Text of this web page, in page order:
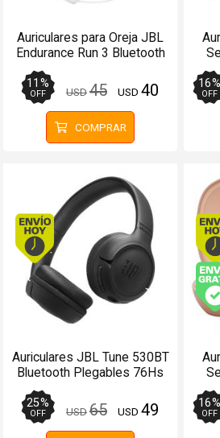
Auriculares para Oreja JBL
Endurance Run 3 Bluetooth
Blanco - Manos libres
11 %
OFF USD45 USD 40
COMPRAR
16%
OFF
Envío hoy. Comprando antes
Auriculares JBL Tune 530BT
Bluetooth Plegables 76Hs
Negro - Manos libres
25%
OFF USD65 USD 49 16%
OFF